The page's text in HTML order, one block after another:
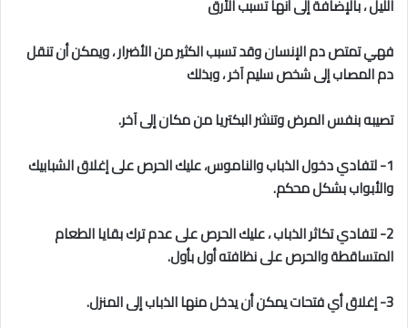
الليل ، بالإضافة إلى أنها تسبب الأرق
فهي تمتص دم الإنسان وقد تسبب الكثير من الأضرار ، ويمكن أن تنقل
دم المصاب إلى شخص سليم آخر ، وبذلك
تصيبه بنفس المرض وتنشر البكتريا من مكان إلى آخر.
1- لتفادي دخول الذباب والناموس، عليك الحرص على إغلاق الشبابيك
والأبواب بشكل محكم.
2- لتفادي تكاثر الذباب ، عليك الحرص على عدم ترك بقايا الطعام
المتساقطة والحرص على نظافته أول بأول.
3- إغلاق أي فتحات يمكن أن يدخل منها الذباب إلى المنزل.